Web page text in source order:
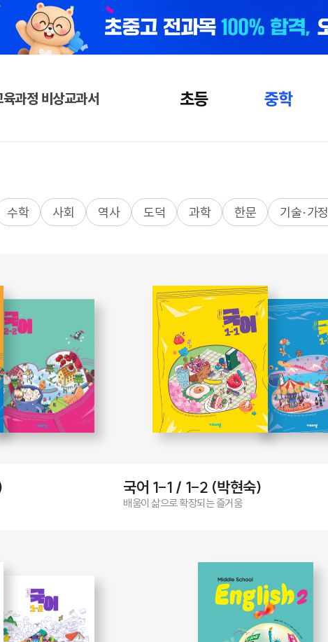
과정 비상교과서 초등 중학
수학 사회 역사 도덕 과학 한문 기술·가정
국어 1-1 / 1-2 (박현숙)
배움이 삶으로 확장되는 즐거움